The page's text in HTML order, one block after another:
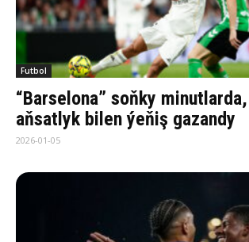
Futbol
“Barselona” soňky minutlarda,
aňsatlyk bilen ýeňiş gazandy
2026-01-05